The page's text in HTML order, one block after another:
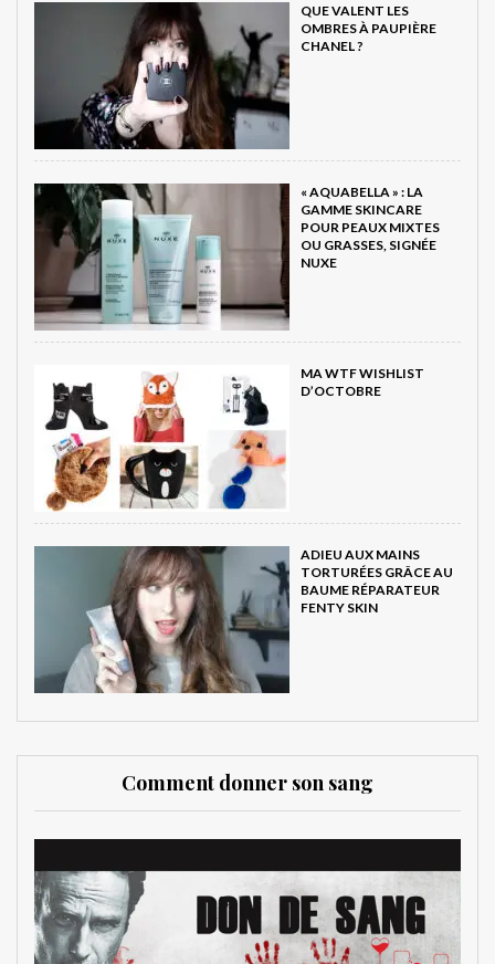
QUE VALENT LES
OMBRES À PAUPIÈRE
CHANEL ?
« AQUABELLA » : LA
GAMME SKINCARE
POUR PEAUX MIXTES
OU GRASSES, SIGNÉE
NUXE
MA WTF WISHLIST
D’OCTOBRE
ADIEU AUX MAINS
TORTURÉES GRÂCE AU
BAUME RÉPARATEUR
FENTY SKIN
Comment donner son sang